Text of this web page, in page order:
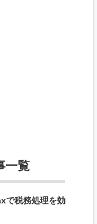
一覧
で税務処理を効